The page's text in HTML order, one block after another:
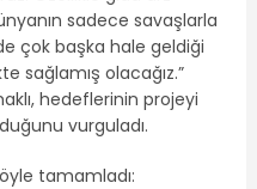
sadece savaşlarla
çok başka hale geldiği
sağlamış olacağız.”
hedeflerinin projeyi
vurguladı.
tamamladı: